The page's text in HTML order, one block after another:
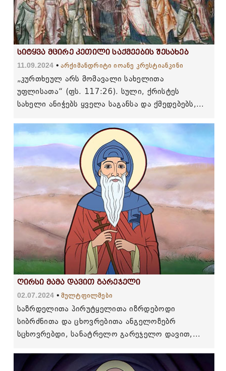
სიტყვა მცირე კეთილი საქმეების შესახებ
11.09.2024 არქიმანდრიტი იოანე კრესტიანკინი
„კურთხეულ არს მომავალი სახელითა
უფლისათა“ (ფს. 117:26). სული, ქრისტეს
სახელი ანიჭებს ყველა საგანსა და ქმედებებს,
მარადიულ ღირებულებას.
ღირსი მამა დავით გარეჯელი
02.07.2024 მულტფილმები
საზრდელითა პირუტყელითა იზრდებოდი
სიბრძნითა და ცხოვრებითა ანგელოზებრ
სცხოვრებდი, სანატრელო გარეჯელო დავით,